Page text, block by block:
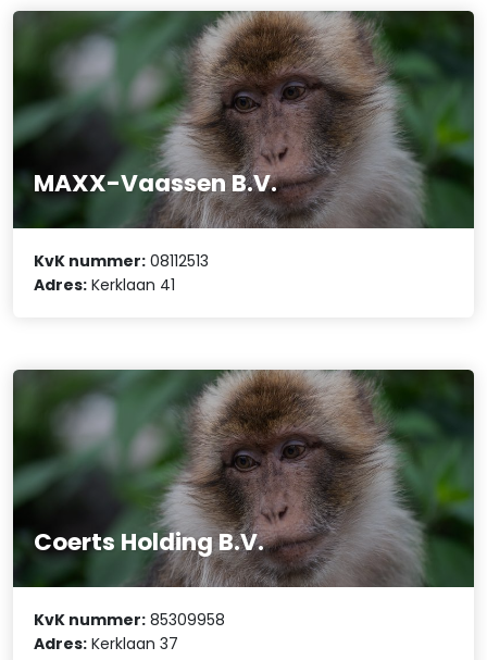
MAXX-Vaassen B.V.
KvK nummer: 08112513
Adres: Kerklaan 41
Coerts Holding B.V.
KvK nummer: 85309958
Adres: Kerklaan 37